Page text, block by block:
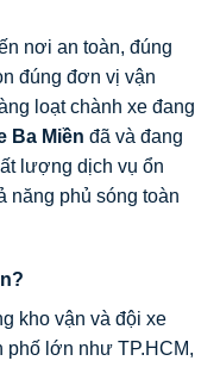
nơi an toàn, đúng
đúng đơn vị vận
loạt chành xe đang
Ba Miền đã và đang
lượng dịch vụ ổn
năng phủ sóng toàn
kho vận và đội xe
phố lớn như TP.HCM,